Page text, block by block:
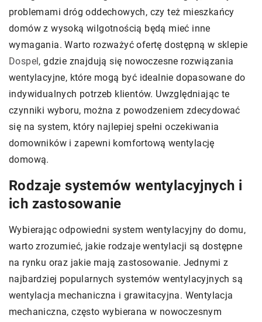
problemami dróg oddechowych, czy też mieszkańcy
domów z wysoką wilgotnością będą mieć inne
wymagania. Warto rozważyć ofertę dostępną w sklepie
Dospel , gdzie znajdują się nowoczesne rozwiązania
wentylacyjne, które mogą być idealnie dopasowane do
indywidualnych potrzeb klientów. Uwzględniając te
czynniki wyboru, można z powodzeniem zdecydować
się na system, który najlepiej spełni oczekiwania
domowników i zapewni komfortową wentylację
domową.
Rodzaje systemów wentylacyjnych i
ich zastosowanie
Wybierając odpowiedni system wentylacyjny do domu,
warto zrozumieć, jakie rodzaje wentylacji są dostępne
na rynku oraz jakie mają zastosowanie. Jednymi z
najbardziej popularnych systemów wentylacyjnych są
wentylacja mechaniczna i grawitacyjna. Wentylacja
mechaniczna, często wybierana w nowoczesnym